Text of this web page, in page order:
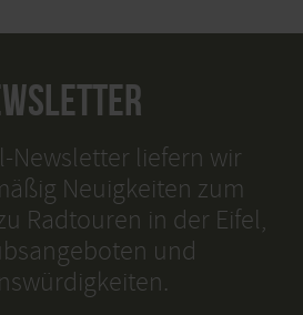
Newsletter liefern wir
Neuigkeiten zum
Radtouren in der Eifel,
und